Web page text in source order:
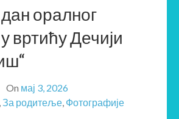
оралног
вртићу Дечији
On мај 3, 2026
За родитеље Фотографије